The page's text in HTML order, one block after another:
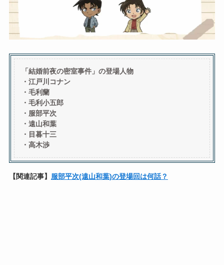
「結婚前夜の密室事件」の登場人物
・江戸川コナン
・毛利蘭
・毛利小五郎
・服部平次
・遠山和葉
・目暮十三
・高木渉
【関連記事】 服部平次(遠山和葉)の登場回は何話？